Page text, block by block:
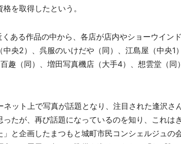
を取得したという。
ある作品の中から、各店が店内やショーウイン
央2）、呉服のいけだや（同）、江島屋（中央1
趣（同）、増田写真機店（大手4）、想雲堂（同
ット上で写真が話題となり、注目された逢沢さ
たが、再び話題になっているのを知り、これは
と企画したまつもと城町市民コンシェルジュの